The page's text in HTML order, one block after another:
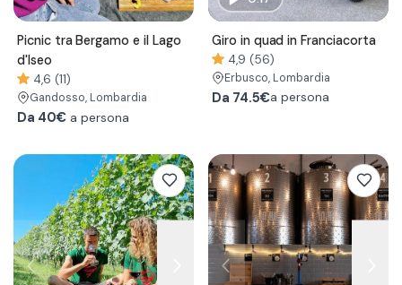
Picnic tra Bergamo e il Lago
d'Iseo
4,6 (11)
Gandosso, Lombardia
Da 40€ a persona
Giro in quad in Franciacorta
4,9 (56)
Erbusco, Lombardia
Da 74.5€a persona